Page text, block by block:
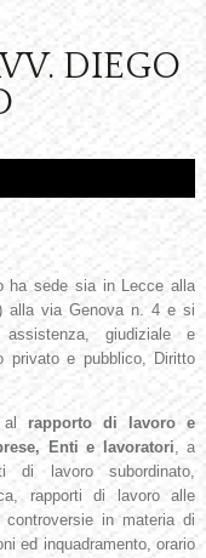
DIEGO
ha sede sia in Lecce alla
alla via Genova n. 4 e si
giudiziale e
privato e pubblico, Diritto
al rapporto di lavoro e
Enti e lavoratori, a
di lavoro subordinato,
rapporti di lavoro alle
controversie in materia di
ed inquadramento, orario